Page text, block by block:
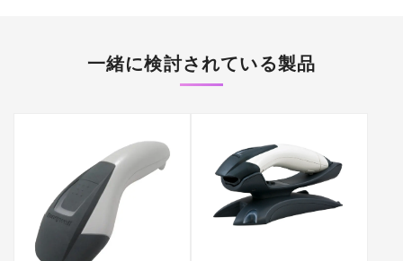
一緒に検討されている製品